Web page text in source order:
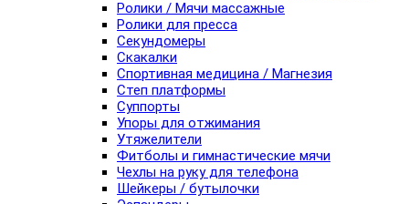
Ролики / Мячи массажные
Ролики для пресса
Секундомеры
Скакалки
Спортивная медицина / Магнезия
Степ платформы
Суппорты
Упоры для отжимания
Утяжелители
Фитболы и гимнастические мячи
Чехлы на руку для телефона
Шейкеры / бутылочки